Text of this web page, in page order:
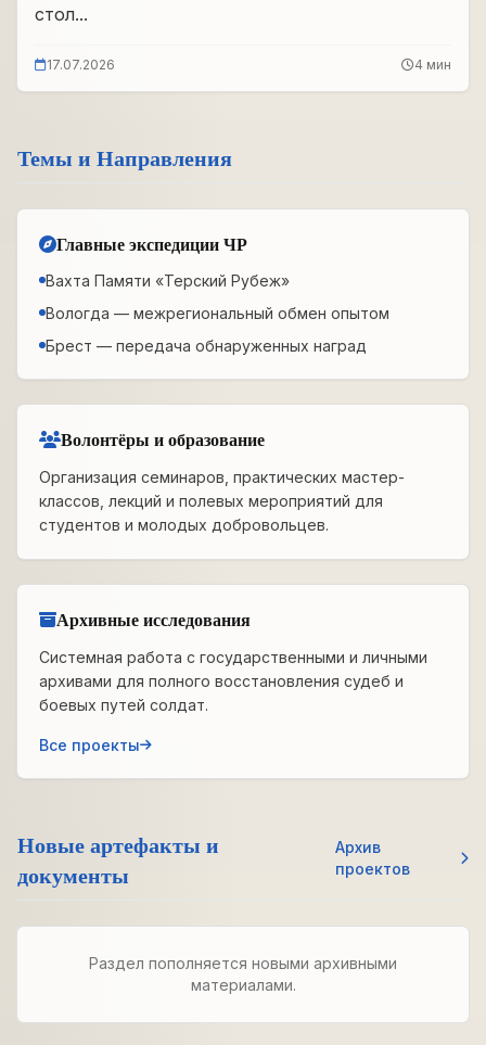
стол...
17.07.2026 4 мин
Темы и Направления
Главные экспедиции ЧР
Вахта Памяти «Терский Рубеж»
Вологда — межрегиональный обмен опытом
Брест — передача обнаруженных наград
Волонтёры и образование
Организация семинаров, практических мастер-
классов, лекций и полевых мероприятий для
студентов и молодых добровольцев.
Архивные исследования
Системная работа с государственными и личными
архивами для полного восстановления судеб и
боевых путей солдат.
Все проекты
Новые артефакты и
документы
Архив
проектов
Раздел пополняется новыми архивными
материалами.